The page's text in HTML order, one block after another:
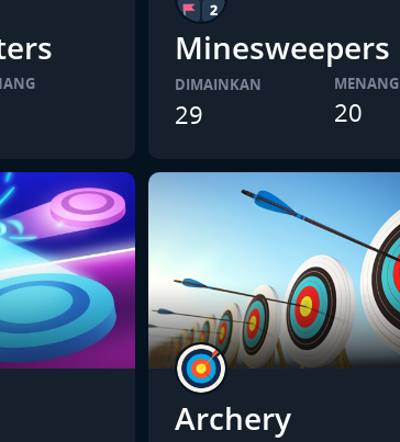
Minesweepers
DIMAINKAN
29
MENANG
20
Archery